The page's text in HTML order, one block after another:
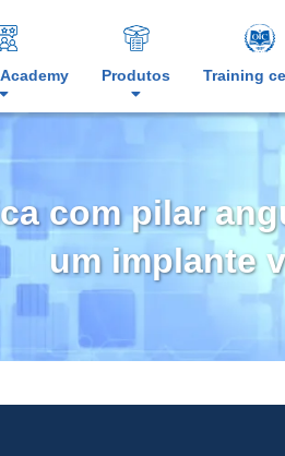
Produtos Training
com pilar
um implante